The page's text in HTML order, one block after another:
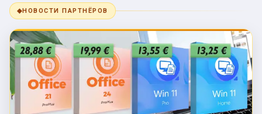
◆НОВОСТИ ПАРТНЁРОВ